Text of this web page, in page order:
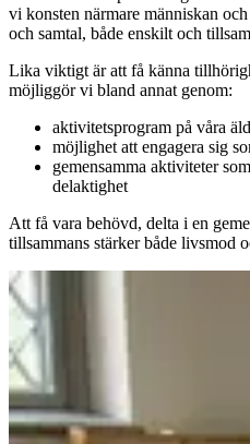
vi konsten närmare människan
och samtal, både enskilt och
Lika viktigt är att få känna
möjliggör vi bland annat genom:
aktivitetsprogram på våra
möjlighet att engagera sig
gemensamma aktiviteter
delaktighet
Att få vara behövd, delta i en
tillsammans stärker både livsmod